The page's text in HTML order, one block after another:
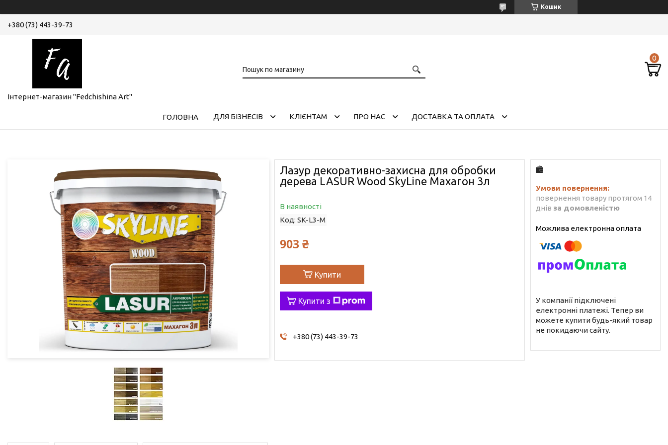
Кошик
+380 (73) 443-39-73
Інтернет-магазин "Fedchishina Art"
ГОЛОВНА ДЛЯ БІЗНЕСІВ КЛІЄНТАМ ПРО НАС ДОСТАВКА ТА ОПЛАТА
Лазур декоративно-захисна для обробки
дерева LASUR Wood SkyLine Махагон 3л
В наявності
Код: SK-L3-M
903 ₴
Купити
Купити з
+380 (73) 443-39-73
повернення товару протягом 14
днів за домовленістю
У компанії підключені
електронні платежі. Тепер ви
можете купити будь-який товар
не покидаючи сайту.